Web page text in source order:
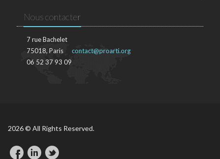
Nous contacter
7 rue Bachelet
75018, Paris
06 52 37 93 09
contact@proarti.org
2026 © All Rights Reserved.